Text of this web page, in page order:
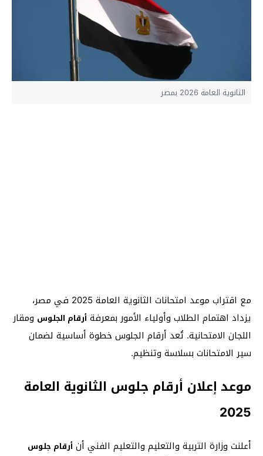
الثانوية العامة 2026 بمصر
مع اقتراب موعد امتحانات الثانوية العامة 2025 في مصر،
يزداد اهتمام الطلاب وأولياء الأمور بمعرفة أرقام الجلوس ومقار
اللجان الامتحانية. تُعد أرقام الجلوس خطوة أساسية لضمان
سير الامتحانات بسلاسة وتنظيم.
موعد إعلان أرقام جلوس الثانوية العامة
2025
أعلنت وزارة التربية والتعليم والتعليم الفني أن أرقام جلوس